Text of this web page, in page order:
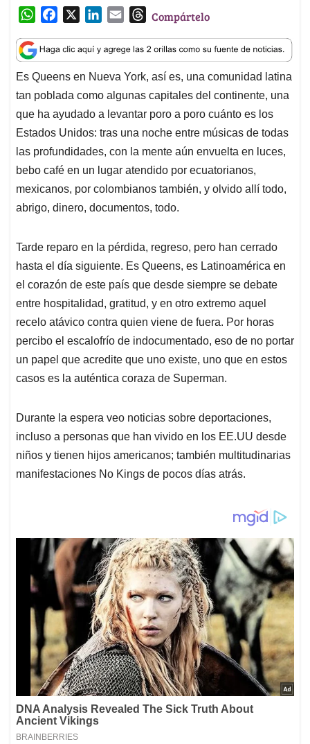
W
a
t
s
A
p
p
c
e
b
o
o
k
n
k
e
d
I
n
a
i
l
T
r
e
a
d
s
Compártelo
Es Queens en Nueva York, así es, una comunidad latina
tan poblada como algunas capitales del continente, una
que ha ayudado a levantar poro a poro cuánto es los
Estados Unidos: tras una noche entre músicas de todas
las profundidades, con la mente aún envuelta en luces,
bebo café en un lugar atendido por ecuatorianos,
mexicanos, por colombianos también, y olvido allí todo,
abrigo, dinero, documentos, todo.
Tarde reparo en la pérdida, regreso, pero han cerrado
hasta el día siguiente. Es Queens, es Latinoamérica en
el corazón de este país que desde siempre se debate
entre hospitalidad, gratitud, y en otro extremo aquel
recelo atávico contra quien viene de fuera. Por horas
percibo el escalofrío de indocumentado, eso de no portar
un papel que acredite que uno existe, uno que en estos
casos es la auténtica coraza de Superman.
Durante la espera veo noticias sobre deportaciones,
incluso a personas que han vivido en los EE.UU desde
niños y tienen hijos americanos; también multitudinarias
manifestaciones No Kings de pocos días atrás.